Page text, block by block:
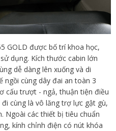
GOLD được bố trí khoa học,
dụng. Kích thước cabin lớn
dễ dàng lên xuống và di
ngồi cùng dây đai an toàn 3
cấu trượt - ngả, thuận tiện điều
cùng là vô lăng trợ lực gật gù,
Ngoài các thiết bị tiêu chuẩn
kính chỉnh điện có nút khóa